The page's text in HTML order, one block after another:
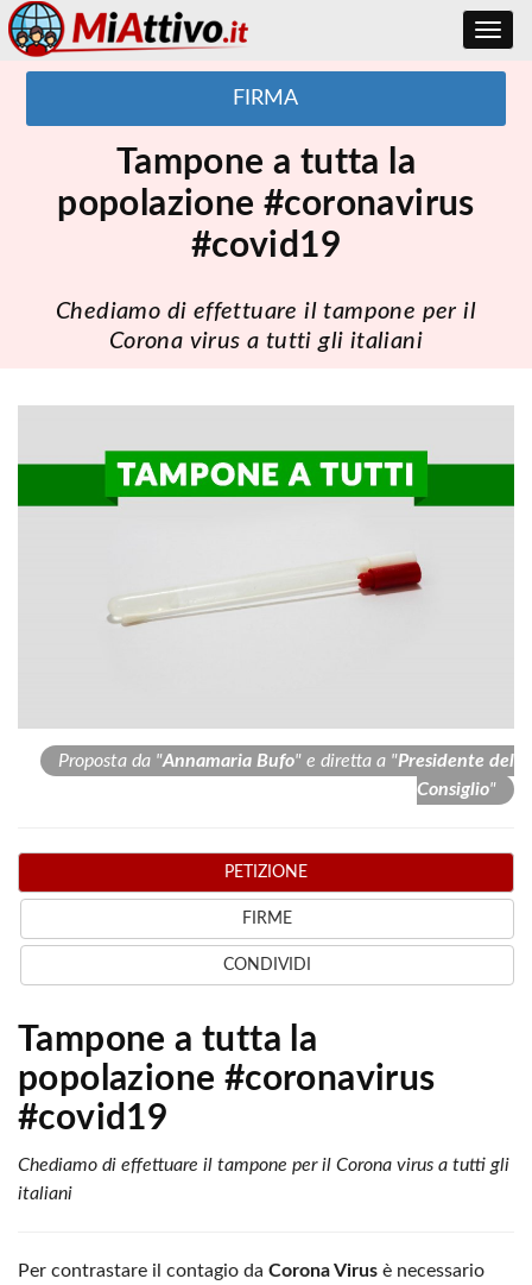
Toggle
Tampone a tutta la
popolazione #coronavirus
#covid19
Chediamo di effettuare il tampone per il
Corona virus a tutti gli italiani
FIRMA
Proposta da "Annamaria Bufo" e diretta a "Presidente del
Consiglio"
PETIZIONE
FIRME
CONDIVIDI
Tampone a tutta la
popolazione #coronavirus
#covid19
Chediamo di effettuare il tampone per il Corona virus a tutti gli
italiani
Per contrastare il contagio da Corona Virus è necessario